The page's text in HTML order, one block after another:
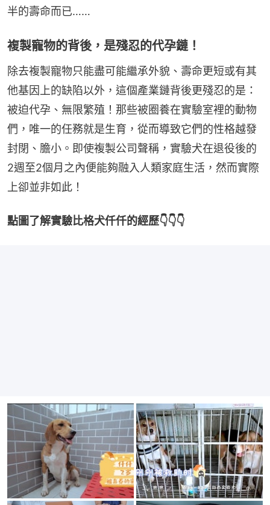
半的壽命而已……
複製寵物的背後，是殘忍的代孕鏈！
除去複製寵物只能盡可能繼承外貌、壽命更短或有其
他基因上的缺陷以外，這個產業鏈背後更殘忍的是：
被迫代孕、無限繁殖！那些被圈養在實驗室裡的動物
們，唯一的任務就是生育，從而導致它們的性格越發
封閉、膽小。即使複製公司聲稱，實驗犬在退役後的
2週至2個月之內便能夠融入人類家庭生活，然而實際
上卻並非如此！
點圖了解實驗比格犬仟仟的經歷👇👇👇